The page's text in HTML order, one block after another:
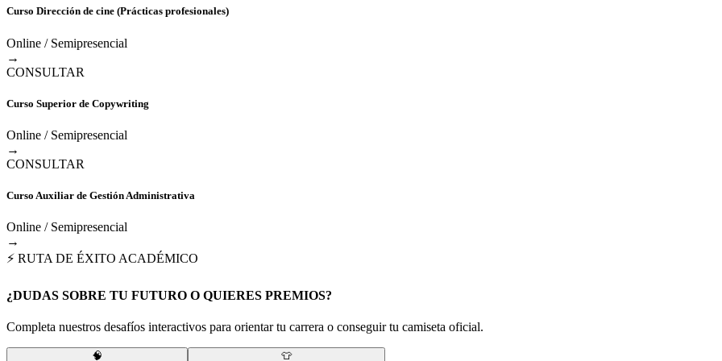
Curso Dirección de cine (Prácticas profesionales)
Online / Semipresencial
→
CONSULTAR
Curso Superior de Copywriting
Online / Semipresencial
→
CONSULTAR
Curso Auxiliar de Gestión Administrativa
Online / Semipresencial
→
⚡ RUTA DE ÉXITO ACADÉMICO
¿DUDAS SOBRE TU FUTURO O QUIERES PREMIOS?
Completa nuestros desafíos interactivos para orientar tu carrera o conseguir tu camiseta oficial.
🧠 👕